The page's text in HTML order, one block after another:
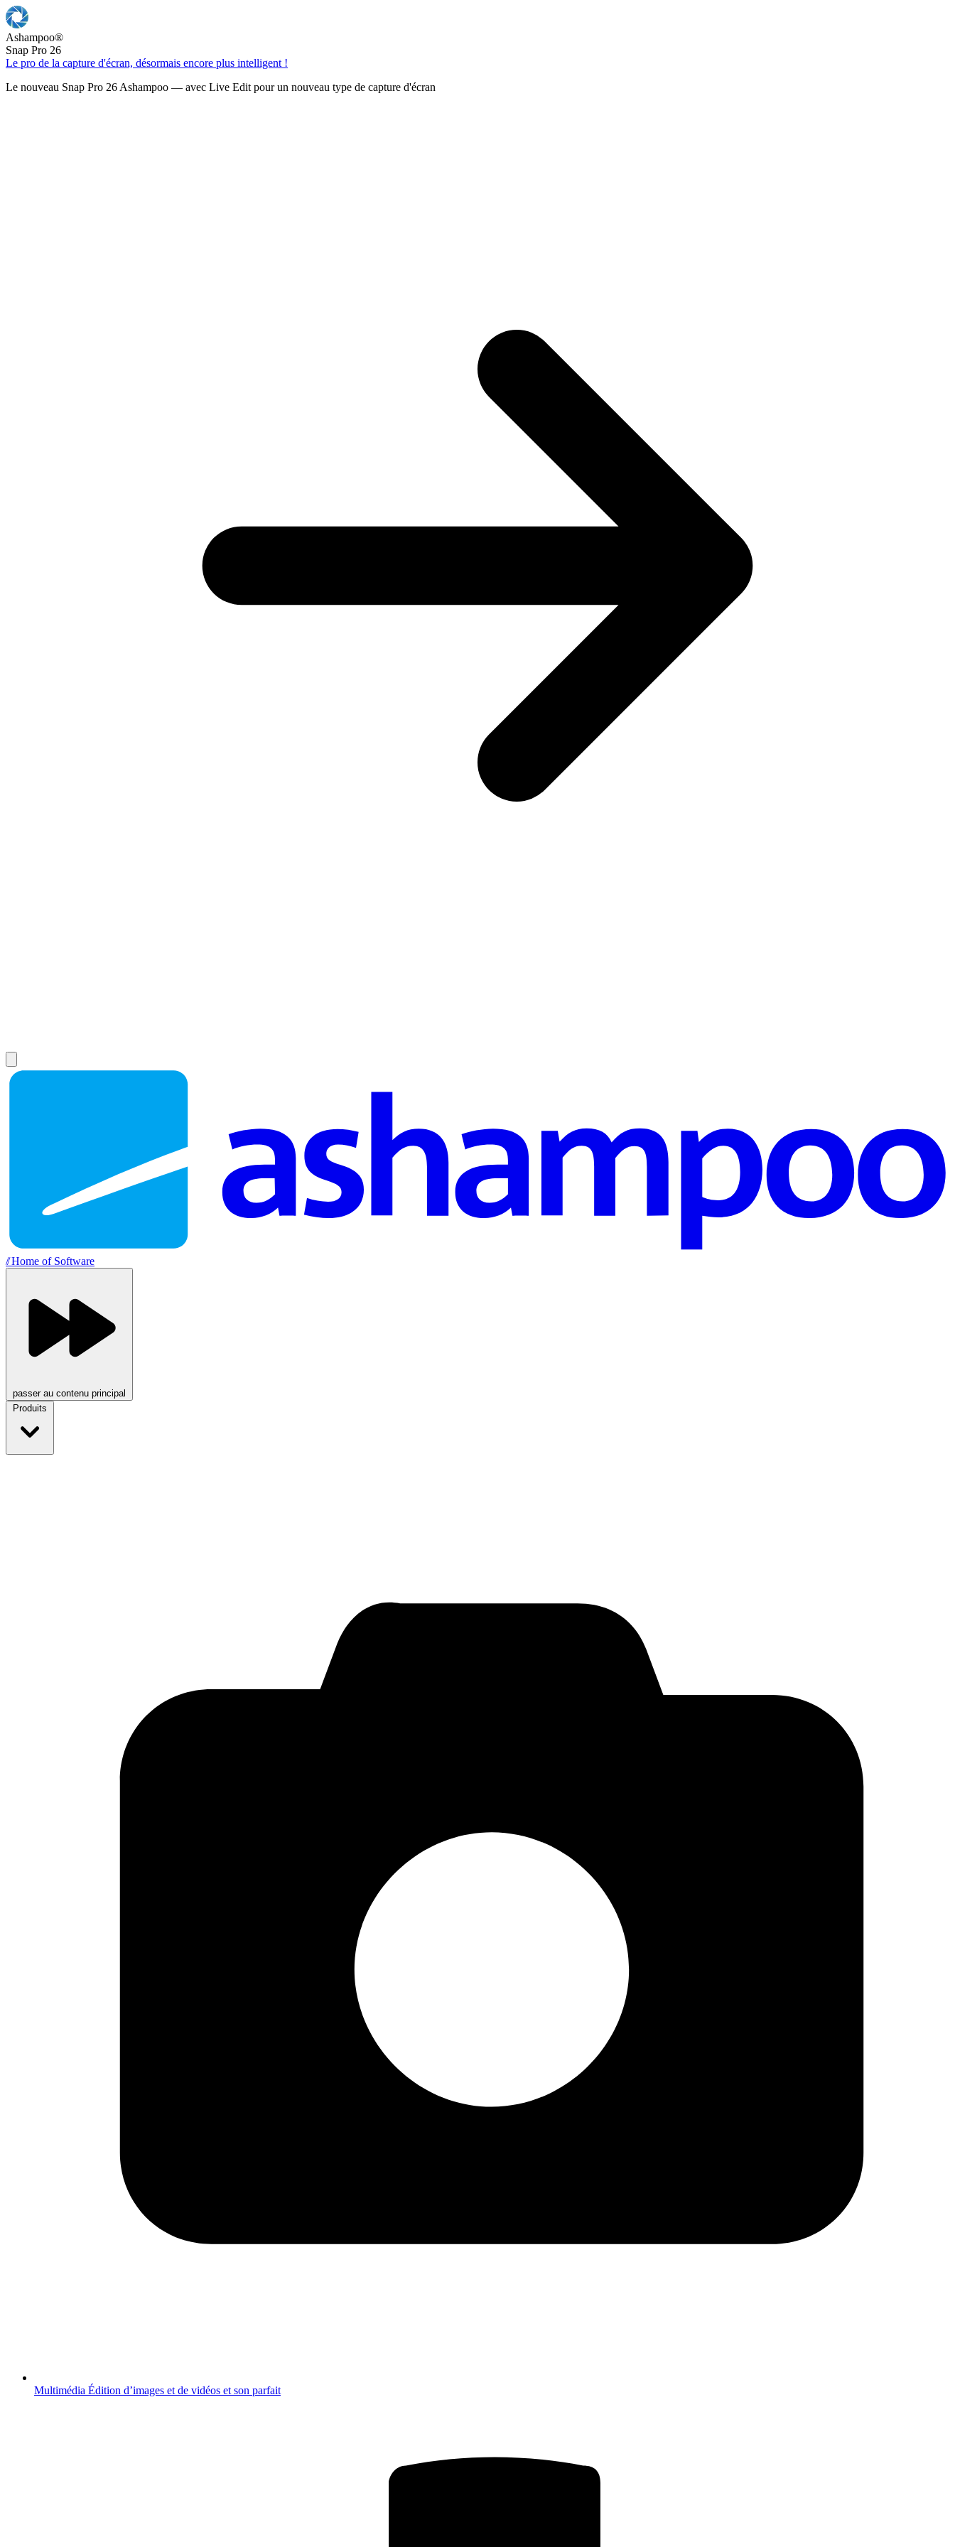
Ashampoo®
Snap Pro 26
Le pro de la capture d'écran, désormais encore plus intelligent !
Le nouveau Snap Pro 26 Ashampoo — avec Live Edit pour un nouveau type de capture d'écran
//Home of Software
passer au contenu principal
Produits
Multimédia Édition d’images et de vidéos et son parfait